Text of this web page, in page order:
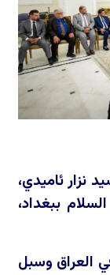
نزار ئاميدي،
في قصر السلام ببغداد،
العراق وسبل